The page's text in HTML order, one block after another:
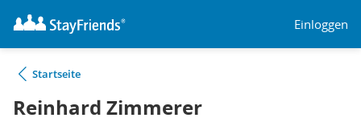
Einloggen
Startseite
Reinhard Zimmerer